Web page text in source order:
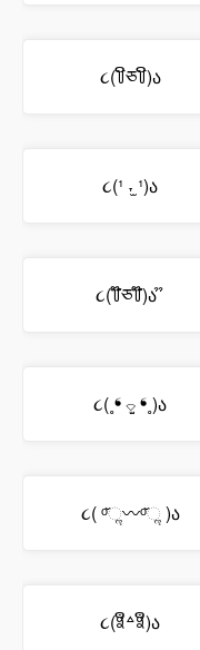
૮(꒦ິཅ꒦ິ)ა
૮(¹ ˕̫ ¹)ა
૮(꒦໊ཅ꒦໊)ა ̉ ̉
૮(˳❛ ⌔̫ ❛˳)ა
૮( ᵒ̌ૢ〰ᵒ̌ૢ )ა
૮(ꎿຶ꒫ꎿຶ)ა